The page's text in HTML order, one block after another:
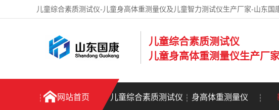
儿童综合素质测试仪-儿童身高体重测量仪及儿童智力测试仪生产厂家-山东国
儿童综合素质测试仪
儿童身高体重测量仪生产厂
网站首页 儿童综合素质测试仪 身高体重测量仪